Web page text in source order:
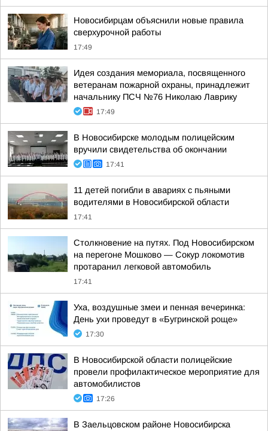
Новосибирцам объяснили новые правила
сверхурочной работы
17:49
Идея создания мемориала, посвященного
ветеранам пожарной охраны, принадлежит
начальнику ПСЧ №76 Николаю Лаврику
17:49
В Новосибирске молодым полицейским
вручили свидетельства об окончании
17:41
11 детей погибли в авариях с пьяными
водителями в Новосибирской области
17:41
Столкновение на путях. Под Новосибирском
на перегоне Мошково — Сокур локомотив
протаранил легковой автомобиль
17:41
Уха, воздушные змеи и пенная вечеринка:
День ухи проведут в «Бугринской роще»
17:30
В Новосибирской области полицейские
провели профилактическое мероприятие для
автомобилистов
17:26
В Заельцовском районе Новосибирска